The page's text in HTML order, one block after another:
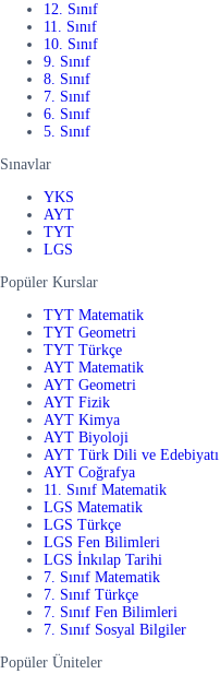
12. Sınıf
11. Sınıf
10. Sınıf
9. Sınıf
8. Sınıf
7. Sınıf
6. Sınıf
5. Sınıf
Sınavlar
YKS
AYT
TYT
LGS
Popüler Kurslar
TYT Matematik
TYT Geometri
TYT Türkçe
AYT Matematik
AYT Geometri
AYT Fizik
AYT Kimya
AYT Biyoloji
AYT Türk Dili ve Edebiyatı
AYT Coğrafya
11. Sınıf Matematik
LGS Matematik
LGS Türkçe
LGS Fen Bilimleri
LGS İnkılap Tarihi
7. Sınıf Matematik
7. Sınıf Türkçe
7. Sınıf Fen Bilimleri
7. Sınıf Sosyal Bilgiler
Popüler Üniteler